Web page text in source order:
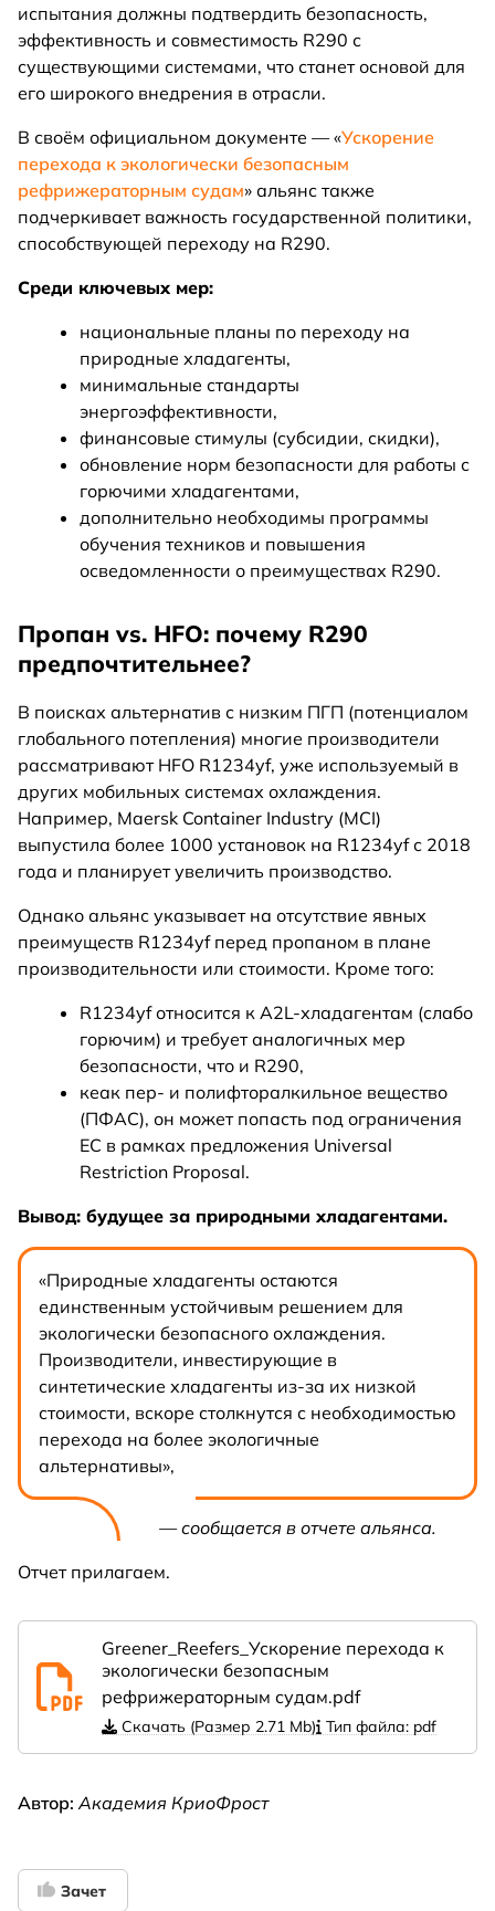
испытания должны подтвердить безопасность,
эффективность и совместимость R290 с
существующими системами, что станет основой для
его широкого внедрения в отрасли.
В своём официальном документе — «Ускорение
перехода к экологически безопасным
рефрижераторным судам» альянс также
подчеркивает важность государственной политики,
способствующей переходу на R290.
Среди ключевых мер:
национальные планы по переходу на
природные хладагенты,
минимальные стандарты
энергоэффективности,
финансовые стимулы (субсидии, скидки),
обновление норм безопасности для работы с
горючими хладагентами,
дополнительно необходимы программы
обучения техников и повышения
осведомленности о преимуществах R290.
Пропан vs. HFO: почему R290
предпочтительнее?
В поисках альтернатив с низким ПГП (потенциалом
глобального потепления) многие производители
рассматривают HFO R1234yf, уже используемый в
других мобильных системах охлаждения.
Например, Maersk Container Industry (MCI)
выпустила более 1000 установок на R1234yf с 2018
года и планирует увеличить производство.
Однако альянс указывает на отсутствие явных
преимуществ R1234yf перед пропаном в плане
производительности или стоимости. Кроме того:
R1234yf относится к A2L-хладагентам (слабо
горючим) и требует аналогичных мер
безопасности, что и R290,
кеак пер- и полифторалкильное вещество
(ПФАС), он может попасть под ограничения
ЕС в рамках предложения Universal
Restriction Proposal.
Вывод: будущее за природными хладагентами.
«Природные хладагенты остаются
единственным устойчивым решением для
экологически безопасного охлаждения.
Производители, инвестирующие в
синтетические хладагенты из-за их низкой
стоимости, вскоре столкнутся с необходимостью
перехода на более экологичные
альтернативы»,
— сообщается в отчете альянса.
Отчет прилагаем.
Greener_Reefers_Ускорение перехода к
экологически безопасным
рефрижераторным судам.pdf
Скачать (Размер 2.71 Mb) Тип файла: pdf
Автор:Академия КриоФрост
Зачет